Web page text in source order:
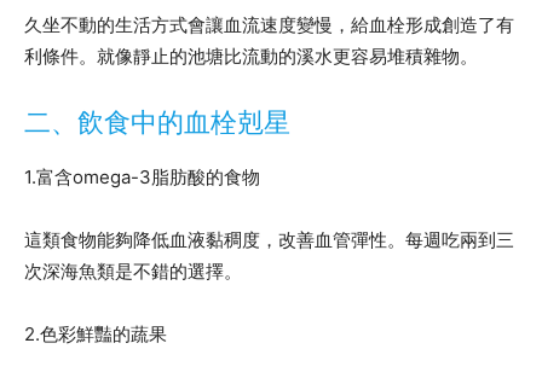
久坐不動的生活方式會讓血流速度變慢，給血栓形成創造了有
利條件。就像靜止的池塘比流動的溪水更容易堆積雜物。
二、飲食中的血栓剋星
1.富含omega-3脂肪酸的食物
這類食物能夠降低血液黏稠度，改善血管彈性。每週吃兩到三
次深海魚類是不錯的選擇。
2.色彩鮮豔的蔬果